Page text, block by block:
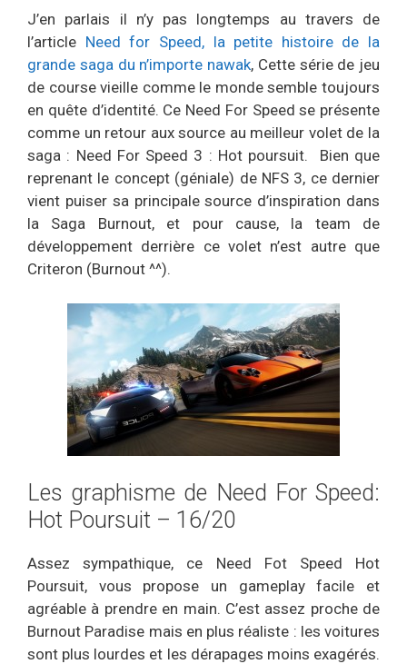
J’en parlais il n’y pas longtemps au travers de
l’article Need for Speed, la petite histoire de la
grande saga du n’importe nawak, Cette série de jeu
de course vieille comme le monde semble toujours
en quête d’identité. Ce Need For Speed se présente
comme un retour aux source au meilleur volet de la
saga : Need For Speed 3 : Hot poursuit. Bien que
reprenant le concept (géniale) de NFS 3, ce dernier
vient puiser sa principale source d’inspiration dans
la Saga Burnout, et pour cause, la team de
développement derrière ce volet n’est autre que
Criteron (Burnout ^^).
Les graphisme de Need For Speed:
Hot Poursuit – 16/20
Assez sympathique, ce Need Fot Speed Hot
Poursuit, vous propose un gameplay facile et
agréable à prendre en main. C’est assez proche de
Burnout Paradise mais en plus réaliste : les voitures
sont plus lourdes et les dérapages moins exagérés.